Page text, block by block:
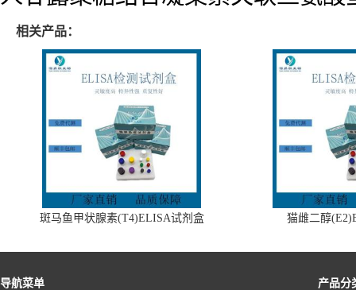
相关产品：
斑马鱼甲状腺素(T4)ELISA试剂盒 猫雌二醇
导航菜单 产品分